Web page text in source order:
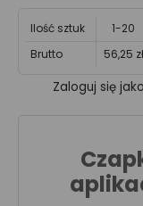
Ilość sztuk 1-20
Brutto
56,25 zł
Zaloguj się